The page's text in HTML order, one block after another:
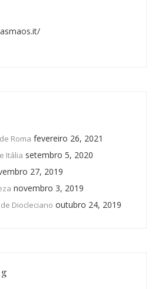
Roma fevereiro 26, 2021
Itália setembro 5, 2020
27, 2019
novembro 3, 2019
Diocleciano outubro 24, 2019